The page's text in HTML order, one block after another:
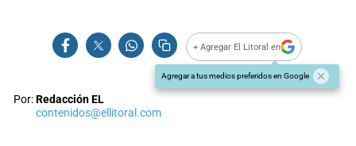
+ Agregar El Litoral en
Agregar a tus medios preferidos en Google
Por:Redacción EL
contenidos@ellitoral.com